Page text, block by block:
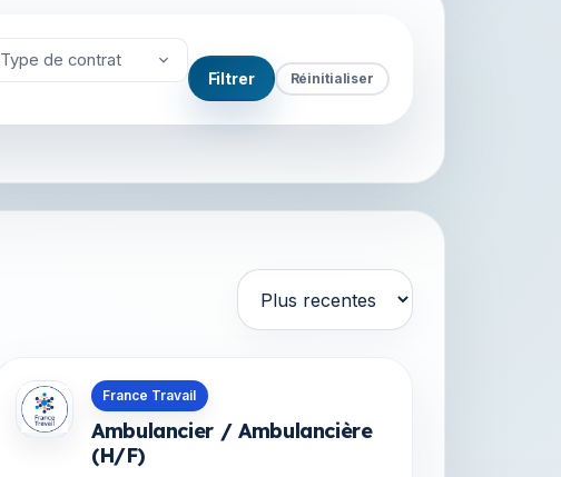
Type de contrat
Filtrer Réinitialiser
Trier par
France Travail
Ambulancier / Ambulancière
(H/F)
Offres en Martinique